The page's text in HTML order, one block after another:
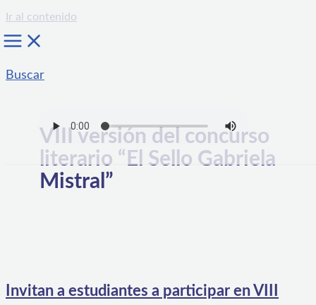
Ir al contenido
Buscar
VIII versión del concurso
literario “El Sello Gabriela
Mistral”
Invitan a estudiantes a participar en VIII